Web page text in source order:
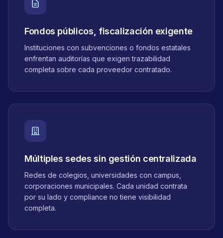
Fondos públicos, fiscalización exigente
Instituciones con subvenciones o fondos estatales
enfrentan auditorías que exigen trazabilidad
completa sobre cada proveedor contratado.
Múltiples sedes sin gestión centralizada
Redes de colegios, universidades con campus,
corporaciones municipales. Cada unidad contrata
por su lado y compliance no tiene visibilidad
completa.